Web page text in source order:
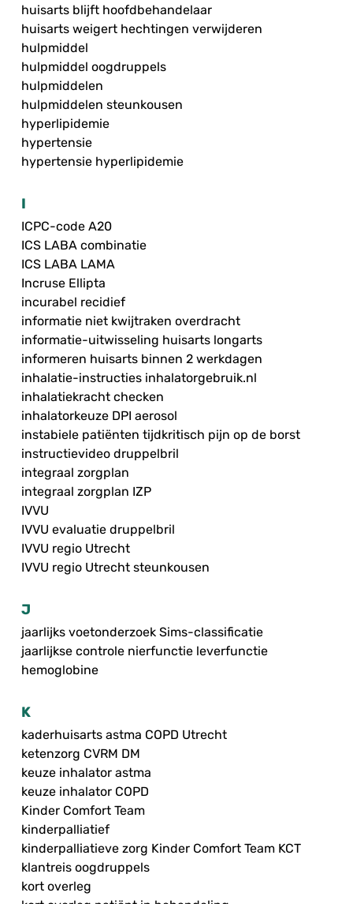
huisarts blijft hoofdbehandelaar
huisarts weigert hechtingen verwijderen
hulpmiddel
hulpmiddel oogdruppels
hulpmiddelen
hulpmiddelen steunkousen
hyperlipidemie
hypertensie
hypertensie hyperlipidemie
I
ICPC-code A20
ICS LABA combinatie
ICS LABA LAMA
Incruse Ellipta
incurabel recidief
informatie niet kwijtraken overdracht
informatie-uitwisseling huisarts longarts
informeren huisarts binnen 2 werkdagen
inhalatie-instructies inhalatorgebruik.nl
inhalatiekracht checken
inhalatorkeuze DPI aerosol
instabiele patiënten tijdkritisch pijn op de borst
instructievideo druppelbril
integraal zorgplan
integraal zorgplan IZP
IVVU
IVVU evaluatie druppelbril
IVVU regio Utrecht
IVVU regio Utrecht steunkousen
J
jaarlijks voetonderzoek Sims-classificatie
jaarlijkse controle nierfunctie leverfunctie
hemoglobine
K
kaderhuisarts astma COPD Utrecht
ketenzorg CVRM DM
keuze inhalator astma
keuze inhalator COPD
Kinder Comfort Team
kinderpalliatief
kinderpalliatieve zorg Kinder Comfort Team KCT
klantreis oogdruppels
kort overleg